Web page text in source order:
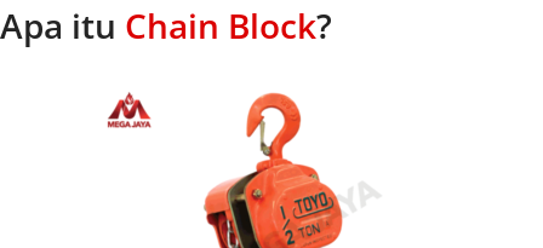
Apa itu Chain Block?